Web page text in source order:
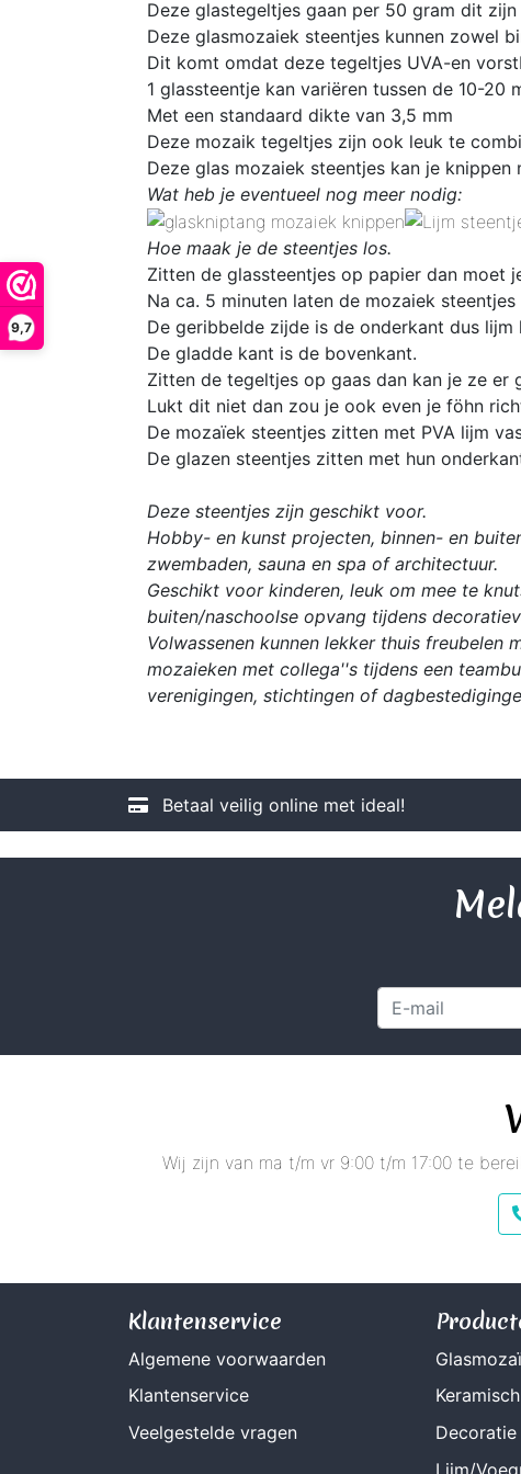
9,7
Deze glastegeltjes gaan per 50 gram dit
Deze glasmozaiek steentjes kunnen zowel
Dit komt omdat deze tegeltjes UVA-en
1 glassteentje kan variëren tussen de 10-20
Met een standaard dikte van 3,5 mm
Deze mozaik tegeltjes zijn ook leuk te
Deze glas mozaiek steentjes kan je
Wat heb je eventueel nog meer nodig:
Hoe maak je de steentjes los.
Zitten de glassteentjes op papier dan moet
Na ca. 5 minuten laten de mozaiek
De geribbelde zijde is de onderkant dus lijm
De gladde kant is de bovenkant.
Zitten de tegeltjes op gaas dan kan je ze er
Lukt dit niet dan zou je ook even je föhn
De mozaïek steentjes zitten met PVA lijm
De glazen steentjes zitten met hun
Deze steentjes zijn geschikt voor.
Hobby- en kunst projecten, binnen- en
zwembaden, sauna en spa of architectuur.
Geschikt voor kinderen, leuk om mee te
buiten/naschoolse opvang tijdens
Volwassenen kunnen lekker thuis
mozaieken met collega''s tijdens een
verenigingen, stichtingen of
Betaal veilig online met ideal!
Wij zijn van ma t/m vr 9:00 t/m 17:00 te
Klantenservice
Algemene voorwaarden
Klantenservice
Veelgestelde vragen
Keramisch
Decoratie
Lijm/